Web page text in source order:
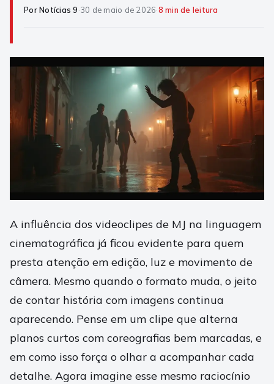
Por Notícias 9·30 de maio de 2026·8 min de leitura
A influência dos videoclipes de MJ na linguagem
cinematográfica já ficou evidente para quem
presta atenção em edição, luz e movimento de
câmera. Mesmo quando o formato muda, o jeito
de contar história com imagens continua
aparecendo. Pense em um clipe que alterna
planos curtos com coreografias bem marcadas, e
em como isso força o olhar a acompanhar cada
detalhe. Agora imagine esse mesmo raciocínio